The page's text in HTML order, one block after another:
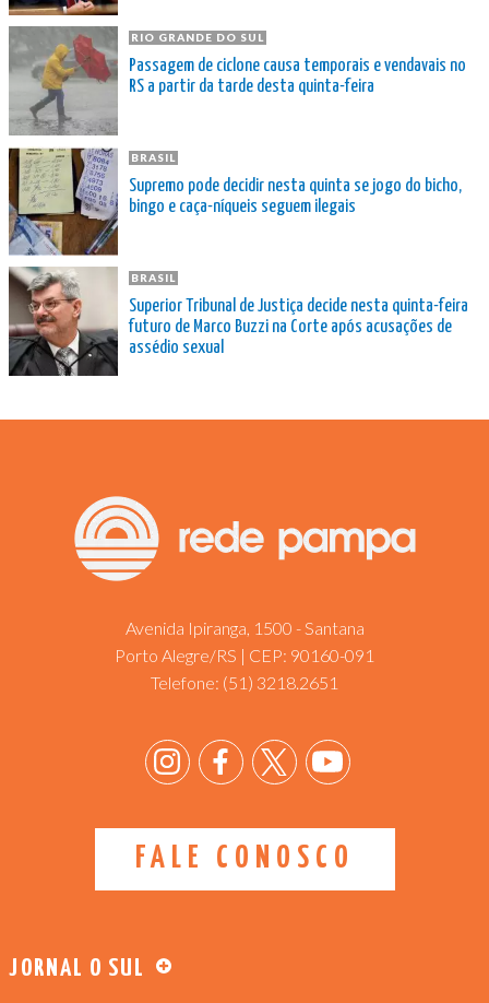
RIO GRANDE DO SUL
Passagem de ciclone causa temporais e vendavais no
RS a partir da tarde desta quinta-feira
BRASIL
Supremo pode decidir nesta quinta se jogo do bicho,
bingo e caça-níqueis seguem ilegais
BRASIL
Superior Tribunal de Justiça decide nesta quinta-feira
futuro de Marco Buzzi na Corte após acusações de
assédio sexual
Avenida Ipiranga, 1500 - Santana
Porto Alegre/RS | CEP: 90160-091
Telefone: (51) 3218.2651
FALE CONOSCO
JORNAL O SUL